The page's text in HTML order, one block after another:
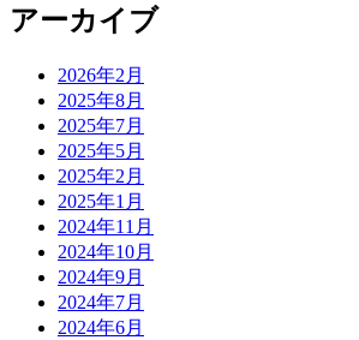
アーカイブ
2026年2月
2025年8月
2025年7月
2025年5月
2025年2月
2025年1月
2024年11月
2024年10月
2024年9月
2024年7月
2024年6月